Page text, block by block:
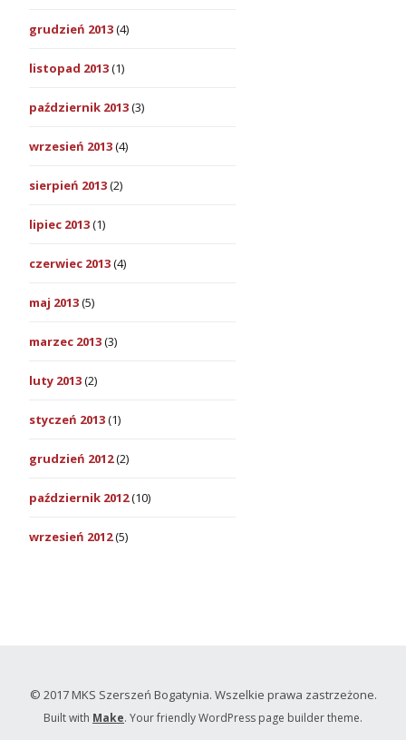
grudzień 2013(4)
listopad 2013(1)
październik 2013(3)
wrzesień 2013(4)
sierpień 2013(2)
lipiec 2013(1)
czerwiec 2013(4)
maj 2013(5)
marzec 2013(3)
luty 2013(2)
styczeń 2013(1)
grudzień 2012(2)
październik 2012(10)
wrzesień 2012(5)
© 2017 MKS Szerszeń Bogatynia. Wszelkie prawa zastrzeżone.
Built with Make. Your friendly WordPress page builder theme.